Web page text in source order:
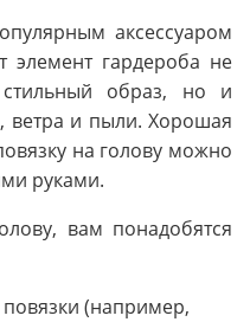
аксессуаром
элемент гардероба не
стильный образ, но и
ветра и пыли. Хорошая
на голову можно
руками.
вам понадобятся
(например,